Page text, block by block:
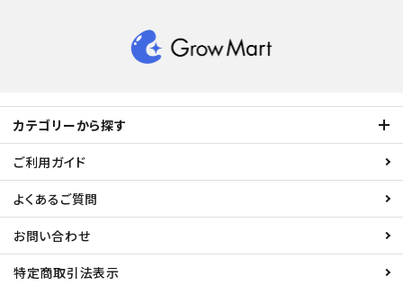
カテゴリーから探す
ご利用ガイド
よくあるご質問
お問い合わせ
特定商取引法表示